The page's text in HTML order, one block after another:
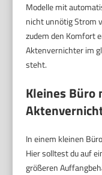
Modelle mit
nicht unnötig Strom
zudem den Komfort
Aktenvernichter im
steht.
Kleines
In einem kleinen
Hier solltest du auf
größeren